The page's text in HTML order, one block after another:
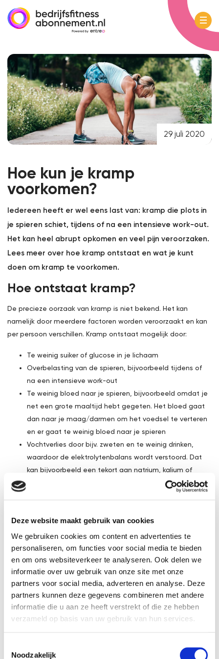
Deze website maakt gebruik van cookies
We gebruiken cookies om content en advertenties te
personaliseren, om functies voor social media te bieden
en om ons websiteverkeer te analyseren. Ook delen we
informatie over uw gebruik van onze site met onze
partners voor social media, adverteren en analyse. Deze
partners kunnen deze gegevens combineren met andere
informatie die u aan ze heeft verstrekt of die ze hebben
verzameld op basis van uw gebruik van hun services.
Noodzakelijk
29 juli 2020
Hoe kun je kramp
voorkomen?
Iedereen heeft er wel eens last van: kramp die plots in
je spieren schiet, tijdens of na een intensieve work-out.
Het kan heel abrupt opkomen en veel pijn veroorzaken.
Lees meer over hoe kramp ontstaat en wat je kunt
doen om kramp te voorkomen.
Hoe ontstaat kramp?
De precieze oorzaak van kramp is niet bekend. Het kan
namelijk door meerdere factoren worden veroorzaakt en kan
per persoon verschillen. Kramp ontstaat mogelijk door:
Te weinig suiker of glucose in je lichaam
Overbelasting van de spieren, bijvoorbeeld tijdens of
na een intensieve work-out
Te weinig bloed naar je spieren, bijvoorbeeld omdat je
net een grote maaltijd hebt gegeten. Het bloed gaat
dan naar je maag/darmen om het voedsel te verteren
en er gaat te weinig bloed naar je spieren
Vochtverlies door bijv. zweten en te weinig drinken,
waardoor de elektrolytenbalans wordt verstoord. Dat
kan bijvoorbeeld een tekort aan natrium, kalium of
Wat kun je doen bij kramp?
Kramp is het samentrekken van alle spiervezels in de benen,
voeten, handen of op een andere plaats in het lichaam. De
spieren kunnen zeer gespannen aanvoelen en in sommige
gevallen ook veel pijn doen.
De beste remedie tegen kramp is de spier langer maken door
te rekken. Alle spiervezels zitten samengetrokken, door te
rekken zorgt je ervoor dat alle spiervezels ontspannen. Ook
door over de spiervezels te wrijven of knijpen kun je ze helpen
Ga niet rekken door aan een been of voet te trekken. Zo’n